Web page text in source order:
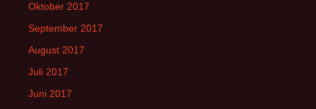
Oktober 2017
September 2017
August 2017
Juli 2017
Juni 2017